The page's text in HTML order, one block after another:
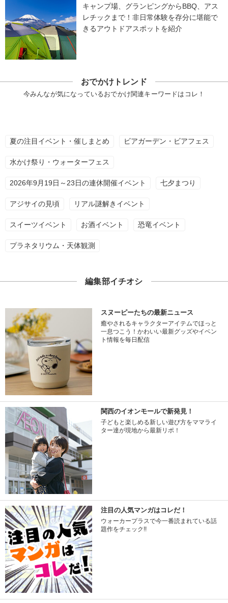
キャンプ場、グランピングからBBQ、アス
レチックまで！非日常体験を存分に堪能で
きるアウトドアスポットを紹介
おでかけトレンド
今みんなが気になっているおでかけ関連キーワードはコレ！
夏の注目イベント・催しまとめ ビアガーデン・ビアフェス
水かけ祭り・ウォーターフェス
2026年9月19日～23日の連休開催イベント 七夕まつり
アジサイの見頃 リアル謎解きイベント
スイーツイベント お酒イベント 恐竜イベント
プラネタリウム・天体観測
編集部イチオシ
スヌーピーたちの最新ニュース
癒やされるキャラクターアイテムでほっと
一息つこう！かわいい最新グッズやイベン
ト情報を毎日配信
関西のイオンモールで新発見！
子どもと楽しめる新しい遊び方をママライ
ター達が現地から最新リポ！
注目の人気マンガはコレだ！
ウォーカープラスで今一番読まれている話
題作をチェック!!